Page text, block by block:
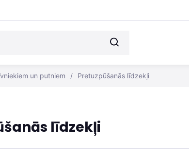
un putniem / Pretuzpūšanās līdzekļi
līdzekļi